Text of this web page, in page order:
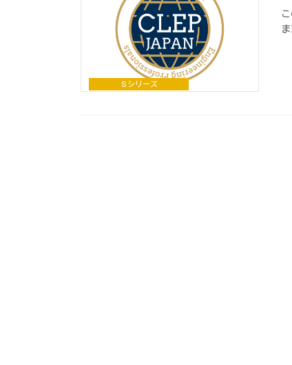
Ｓシリーズ